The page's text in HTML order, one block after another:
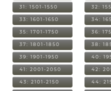
31: 1501-1550 32:
33: 1601-1650 34:
35: 1701-1750 36:
37: 1801-1850 38:
39: 1901-1950 40:
41: 2001-2050 42:
43: 2101-2150 44: